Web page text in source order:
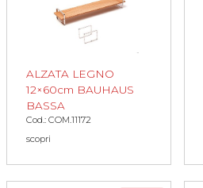
ALZATA LEGNO
12×60cm BAUHAUS
BASSA
Cod.: COM.11172
scopri